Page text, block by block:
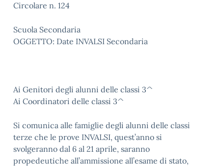
Circolare n. 124
Scuola Secondaria
OGGETTO: Date INVALSI Secondaria
Ai Genitori degli alunni delle classi 3^
Ai Coordinatori delle classi 3^
Si comunica alle famiglie degli alunni delle classi
terze che le prove INVALSI, quest’anno si
svolgeranno dal 6 al 21 aprile, saranno
propedeutiche all’ammissione all’esame di stato,